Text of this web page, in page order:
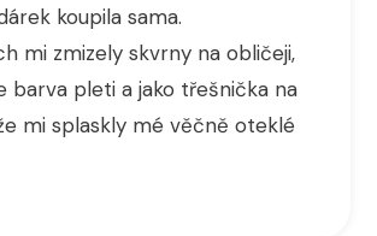
koupila sama.
mi zmizely skvrny na obličeji,
barva pleti a jako třešnička na
mi splaskly mé věčně oteklé